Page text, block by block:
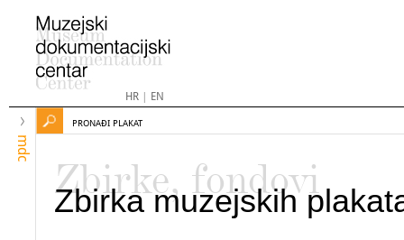
HR| EN
mdc
PRONAĐI PLAKAT
Zbirke, fondovi
Zbirka muzejskih